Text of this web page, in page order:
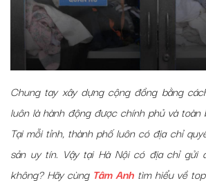
Chung tay xây dựng cộng đồng bằng
luôn là hành động được chính phủ và toàn
Tại mỗi tỉnh, thành phố luôn có địa chỉ
sản uy tín. Vậy tại Hà Nội có địa chỉ gửi
không? Hãy cùng Tâm Anh tìm hiểu về